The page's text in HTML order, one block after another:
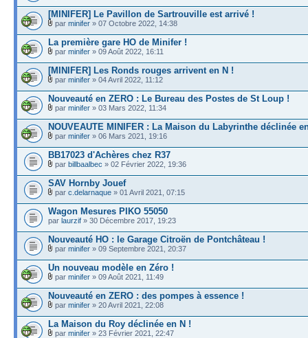
[MINIFER] Le Pavillon de Sartrouville est arrivé !
par minifer » 07 Octobre 2022, 14:38
La première gare HO de Minifer !
par minifer » 09 Août 2022, 16:11
[MINIFER] Les Ronds rouges arrivent en N !
par minifer » 04 Avril 2022, 11:12
Nouveauté en ZERO : Le Bureau des Postes de St Loup !
par minifer » 03 Mars 2022, 11:34
NOUVEAUTE MINIFER : La Maison du Labyrinthe déclinée
par minifer » 06 Mars 2021, 19:16
BB17023 d'Achères chez R37
par billbaalbec » 02 Février 2022, 19:36
SAV Hornby Jouef
par c.delarnaque » 01 Avril 2021, 07:15
Wagon Mesures PIKO 55050
par laurzif » 30 Décembre 2017, 19:23
Nouveauté HO : le Garage Citroën de Pontchâteau !
par minifer » 09 Septembre 2021, 20:37
Un nouveau modèle en Zéro !
par minifer » 09 Août 2021, 11:49
Nouveauté en ZERO : des pompes à essence !
par minifer » 20 Avril 2021, 22:08
La Maison du Roy déclinée en N !
par minifer » 23 Février 2021, 22:47